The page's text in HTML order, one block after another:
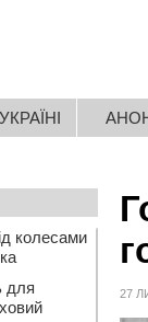
27
колесами
для